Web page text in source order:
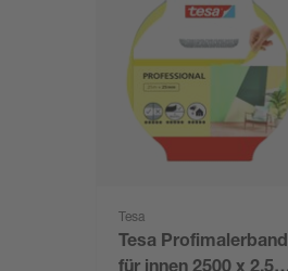
Tesa
Tesa Profimalerband